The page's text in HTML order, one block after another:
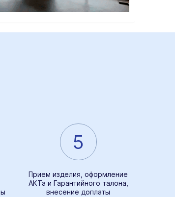
5
Прием изделия, оформление
АКТа и Гарантийного талона,
внесение доплаты